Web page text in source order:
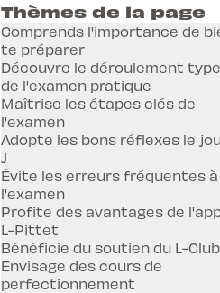
Thèmes de la page
Comprends l'importance de
te préparer
Découvre le déroulement type
de l'examen pratique
Maîtrise les étapes clés de
l'examen
Adopte les bons réflexes le
J
Évite les erreurs fréquentes à
l'examen
Profite des avantages de
L-Pittet
Bénéficie du soutien du L-Club
Envisage des cours de
perfectionnement